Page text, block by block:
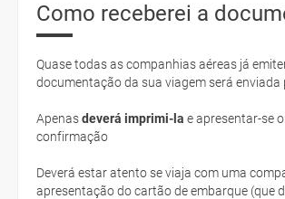
Como receberei a
Quase todas as companhias aéreas já
documentação da sua viagem será enviada
Apenasdeverá imprimi-la e apresentar-se
confirmação
Deverá estar atento se viaja com uma
apresentação do cartão de embarque (que